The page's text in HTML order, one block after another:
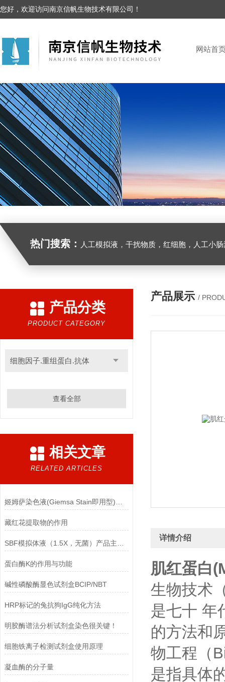
您好，欢迎访问南京信帆生物技术有限公司！
网站首
热门搜索： 人工模拟液，干扰物质，红细胞，人工小
产品分类
PRODUCT CATEGORY
细胞因子.重组蛋白.抗体
查看全部
相关文章
RELATED ARTICLES
藏红花提取物的作用
蛋白酶K的作用与功能
碱性磷酸酶显色试剂盒BCIP/NBT
HRP标记的兔抗狗IgG纯化方法
明胶酶谱法分析试剂盒染色很关键！
细胞铁离子检测试剂盒使用原理
凝血酶的分子量
产品展示 /
详情介绍
肌红蛋白
生物技术
是七十 年
的方法和
物工程（
是指具体